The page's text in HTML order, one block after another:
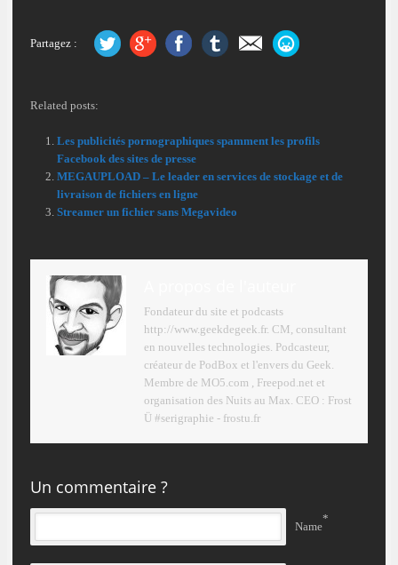
Partagez :
Related posts:
Les publicités pornographiques spamment les profils
Facebook des sites de presse
MEGAUPLOAD – Le leader en services de stockage et de
livraison de fichiers en ligne
Streamer un fichier sans Megavideo
Fondateur du site et podcasts
http://www.geekdegeek.fr. CM, consultant
en nouvelles technologies. Podcasteur,
créateur de PodBox et l'envers du Geek.
Membre de MO5.com , Freepod.net et
organisation des Nuits au Max. CEO : Frost
Ü #serigraphie - frostu.fr
Un commentaire ?
Name
*